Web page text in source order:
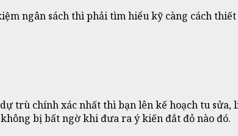
ngân sách thì phải tìm hiểu kỹ càng cách
trù chính xác nhất thì bạn lên kế hoạch tu
bị bất ngờ khi đưa ra ý kiến đắt đỏ nào đó.